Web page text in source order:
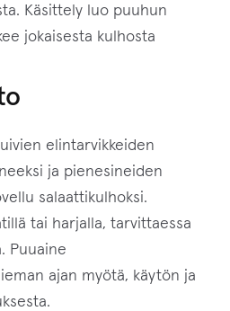
Käsittely luo puuhun
jokaisesta kulhosta
elintarvikkeiden
ja pienesineiden
salaattikulhoksi.
tai harjalla, tarvittaessa
Puuaine
ajan myötä, käytön ja